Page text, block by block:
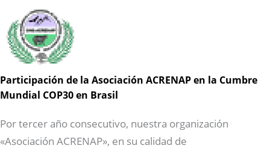
Participación de la Asociación ACRENAP en la Cumbre
Mundial COP30 en Brasil
Por tercer año consecutivo, nuestra organización
«Asociación ACRENAP», en su calidad de